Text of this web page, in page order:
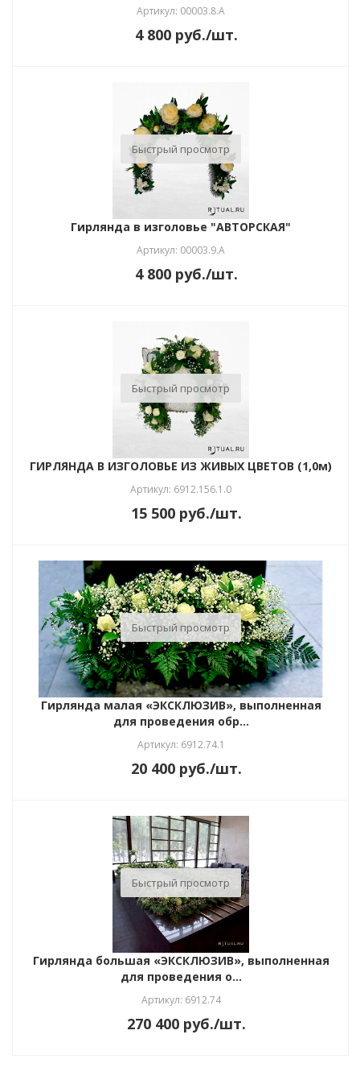
Артикул: 00003.8.А
4 800 руб./шт.
Быстрый просмотр
Гирлянда в изголовье "АВТОРСКАЯ"
Артикул: 00003.9.А
4 800 руб./шт.
Быстрый просмотр
ГИРЛЯНДА В ИЗГОЛОВЬЕ ИЗ ЖИВЫХ ЦВЕТОВ (1,0м)
Артикул: 6912.156.1.0
15 500 руб./шт.
Быстрый просмотр
Гирлянда малая «ЭКСКЛЮЗИВ», выполненная
для проведения обр...
Артикул: 6912.74.1
20 400 руб./шт.
Быстрый просмотр
Гирлянда большая «ЭКСКЛЮЗИВ», выполненная
для проведения о...
Артикул: 6912.74
270 400 руб./шт.